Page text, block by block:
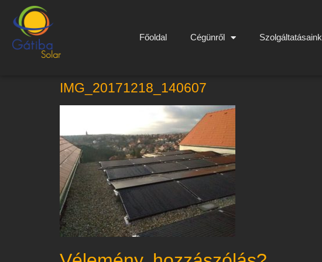
Főoldal Cégünről Szolgáltatásaink
IMG_20171218_140607